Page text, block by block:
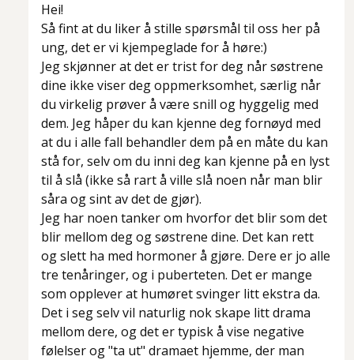
Hei!
Så fint at du liker å stille spørsmål til oss her på
ung, det er vi kjempeglade for å høre:)
Jeg skjønner at det er trist for deg når søstrene
dine ikke viser deg oppmerksomhet, særlig når
du virkelig prøver å være snill og hyggelig med
dem. Jeg håper du kan kjenne deg fornøyd med
at du i alle fall behandler dem på en måte du kan
stå for, selv om du inni deg kan kjenne på en lyst
til å slå (ikke så rart å ville slå noen når man blir
såra og sint av det de gjør).
Jeg har noen tanker om hvorfor det blir som det
blir mellom deg og søstrene dine. Det kan rett
og slett ha med hormoner å gjøre. Dere er jo alle
tre tenåringer, og i puberteten. Det er mange
som opplever at humøret svinger litt ekstra da.
Det i seg selv vil naturlig nok skape litt drama
mellom dere, og det er typisk å vise negative
følelser og "ta ut" dramaet hjemme, der man